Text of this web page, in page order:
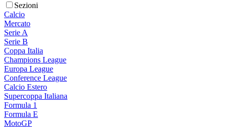
Sezioni
Calcio
Mercato
Serie A
Serie B
Coppa Italia
Champions League
Europa League
Conference League
Calcio Estero
Supercoppa Italiana
Formula 1
Formula E
MotoGP